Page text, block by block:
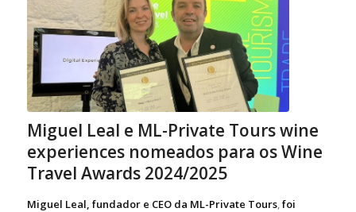
Miguel Leal e ML-Private Tours wine
experiences nomeados para os Wine
Travel Awards 2024/2025
Miguel Leal, fundador e CEO da ML-Private Tours,foi